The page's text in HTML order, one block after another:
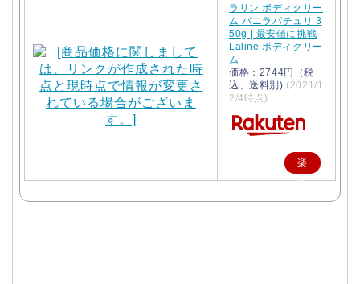
ラリン ボディクリー
ム バニラパチュリ 3
50g | 最安値に挑戦
Laline ボディクリー
ム
価格：2744円（税
込、送料別) (2021/1
2/4時点)
楽
天